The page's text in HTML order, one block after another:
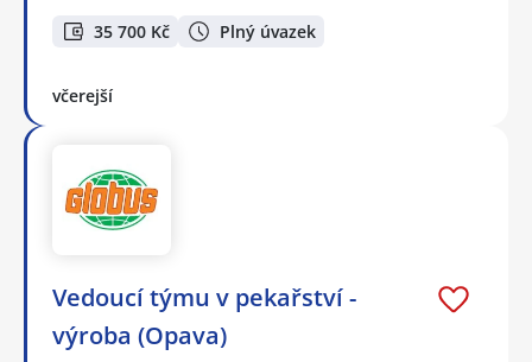
35 700 Kč Plný úvazek
včerejší
Vedoucí týmu v pekařství -
výroba (Opava)